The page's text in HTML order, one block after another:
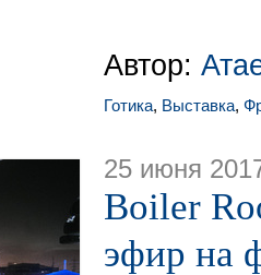
Автор:
Готика, Выставка,
25 июня
Boiler
эфир на